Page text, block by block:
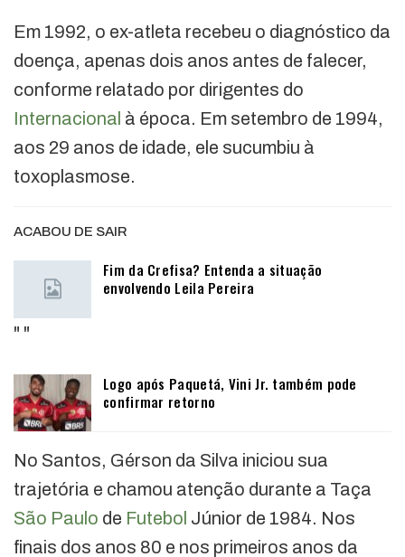
Em 1992, o ex-atleta recebeu o diagnóstico da
doença, apenas dois anos antes de falecer,
conforme relatado por dirigentes do
Internacional à época. Em setembro de 1994,
aos 29 anos de idade, ele sucumbiu à
toxoplasmose.
ACABOU DE SAIR
Fim da Crefisa? Entenda a situação
envolvendo Leila Pereira
" "
Logo após Paquetá, Vini Jr. também pode
confirmar retorno
No Santos, Gérson da Silva iniciou sua
trajetória e chamou atenção durante a Taça
São Paulo de Futebol Júnior de 1984. Nos
finais dos anos 80 e nos primeiros anos da